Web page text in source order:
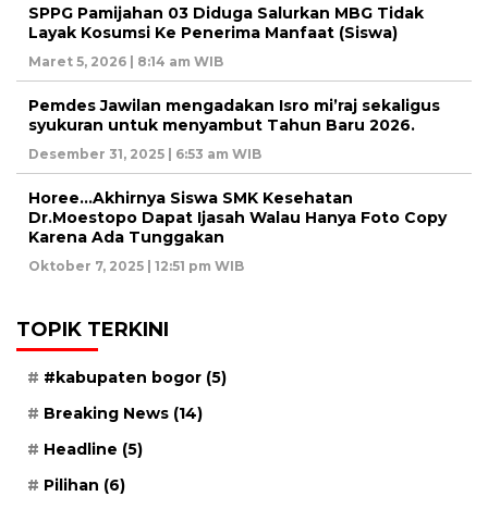
SPPG Pamijahan 03 Diduga Salurkan MBG Tidak
Layak Kosumsi Ke Penerima Manfaat (Siswa)
Maret 5, 2026 | 8:14 am WIB
Pemdes Jawilan mengadakan Isro mi’raj sekaligus
syukuran untuk menyambut Tahun Baru 2026.
Desember 31, 2025 | 6:53 am WIB
Horee…Akhirnya Siswa SMK Kesehatan
Dr.Moestopo Dapat Ijasah Walau Hanya Foto Copy
Karena Ada Tunggakan
Oktober 7, 2025 | 12:51 pm WIB
TOPIK TERKINI
#kabupaten bogor (5)
Breaking News (14)
Headline (5)
Pilihan (6)